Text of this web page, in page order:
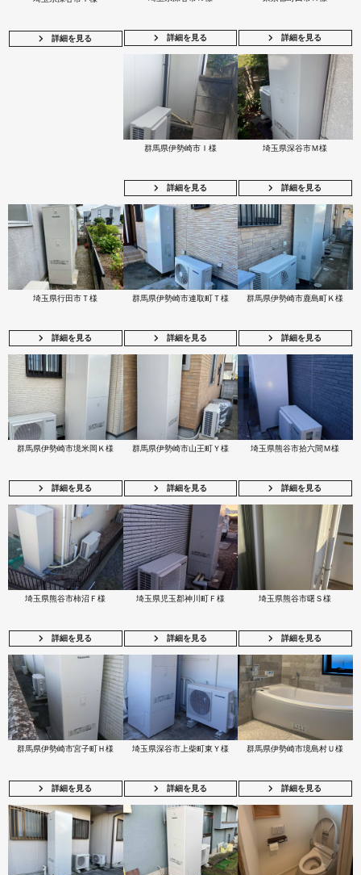
詳細を見る 詳細を見る 詳細を見る
群馬県伊勢崎市Ｉ様
詳細を見る
埼玉県深谷市Ｍ様
詳細を見る
埼玉県行田市Ｔ様
詳細を見る
群馬県伊勢崎市連取町Ｔ様
詳細を見る
群馬県伊勢崎市鹿島町Ｋ様
詳細を見る
群馬県伊勢崎市境米岡Ｋ様
詳細を見る
群馬県伊勢崎市山王町Ｙ様
詳細を見る
埼玉県熊谷市拾六間Ｍ様
詳細を見る
埼玉県熊谷市柿沼Ｆ様
詳細を見る
埼玉県児玉郡神川町Ｆ様
詳細を見る
埼玉県熊谷市曙Ｓ様
詳細を見る
群馬県伊勢崎市宮子町Ｈ様
詳細を見る
埼玉県深谷市上柴町東Ｙ様
詳細を見る
群馬県伊勢崎市境島村Ｕ様
詳細を見る